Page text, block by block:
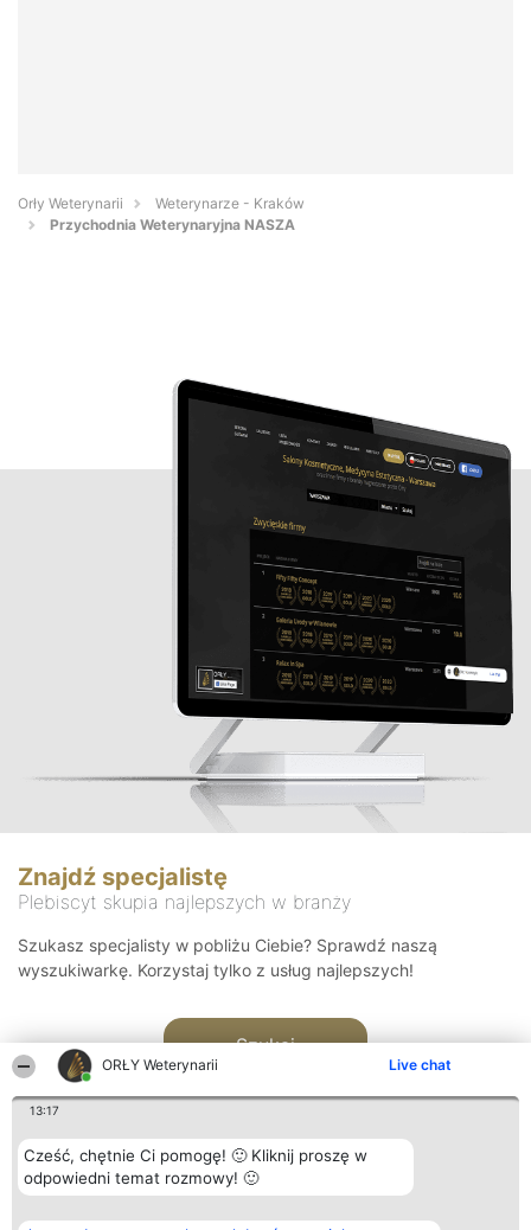
ORŁY Weterynarii Live chat
13:17
Cześć, chętnie Ci pomogę! 🙂 Kliknij proszę w
odpowiedni temat rozmowy! 🙂
Orły Weterynarii
Weterynarze - Kraków
Przychodnia Weterynaryjna NASZA
Znajdź specjalistę
Plebiscyt skupia najlepszych w branży
Szukasz specjalisty w pobliżu Ciebie? Sprawdź naszą
wyszukiwarkę. Korzystaj tylko z usług najlepszych!
Szukaj
Organizator plebiscytu Plebiscyt Kontakt